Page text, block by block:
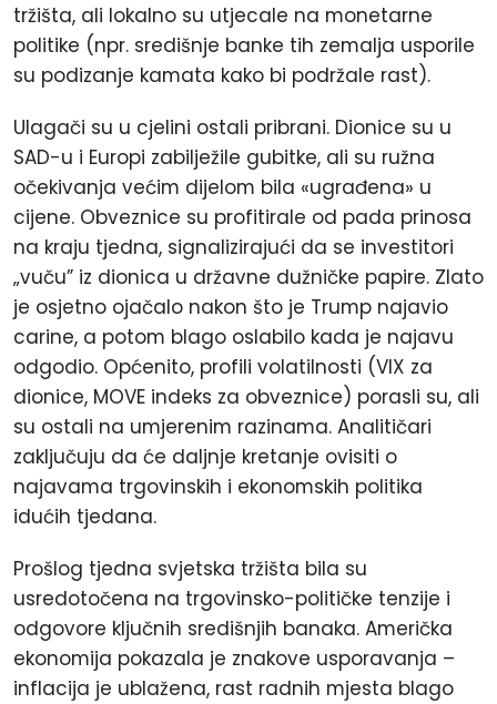
tržišta, ali lokalno su utjecale na monetarne
politike (npr. središnje banke tih zemalja usporile
su podizanje kamata kako bi podržale rast).
Ulagači su u cjelini ostali pribrani. Dionice su u
SAD-u i Europi zabilježile gubitke, ali su ružna
očekivanja većim dijelom bila «ugrađena» u
cijene. Obveznice su profitirale od pada prinosa
na kraju tjedna, signalizirajući da se investitori
„vuču” iz dionica u državne dužničke papire. Zlato
je osjetno ojačalo nakon što je Trump najavio
carine, a potom blago oslabilo kada je najavu
odgodio. Općenito, profili volatilnosti (VIX za
dionice, MOVE indeks za obveznice) porasli su, ali
su ostali na umjerenim razinama. Analitičari
zaključuju da će daljnje kretanje ovisiti o
najavama trgovinskih i ekonomskih politika
idućih tjedana.
Prošlog tjedna svjetska tržišta bila su
usredotočena na trgovinsko-političke tenzije i
odgovore ključnih središnjih banaka. Američka
ekonomija pokazala je znakove usporavanja –
inflacija je ublažena, rast radnih mjesta blago